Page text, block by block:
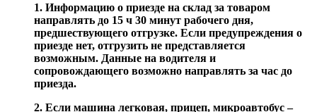
1. Информацию о приезде на склад за товаром
направлять до 15 ч 30 минут рабочего дня,
предшествующего отгрузке. Если предупреждения о
приезде нет, отгрузить не представляется
возможным. Данные на водителя и
сопровождающего возможно направлять за час до
приезда.
2. Если машина легковая, прицеп, микроавтобус –